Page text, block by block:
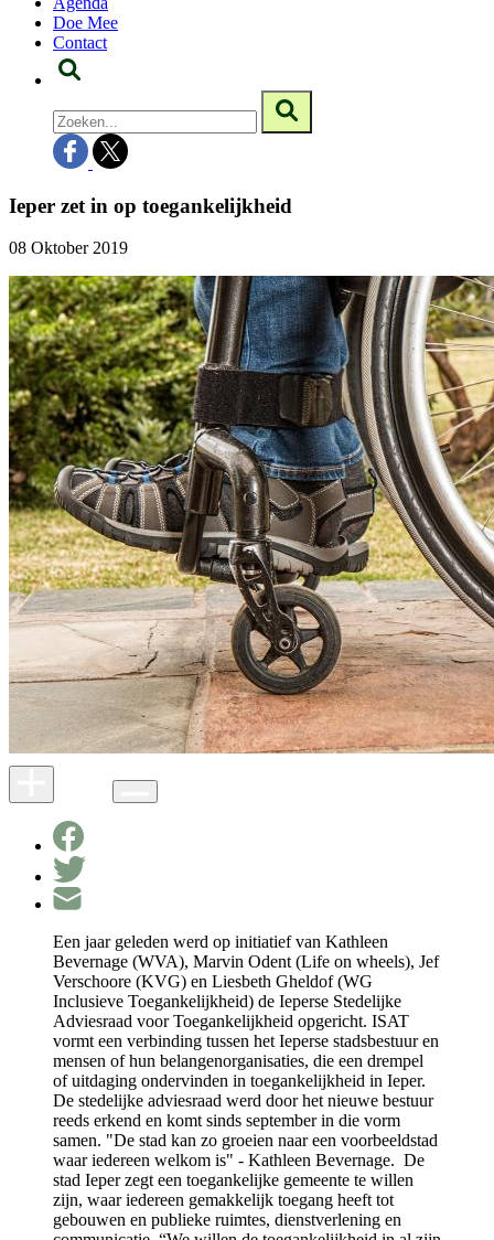
Doe Mee
Contact
Ieper zet in op toegankelijkheid
08 Oktober 2019
Een jaar geleden werd op initiatief van Kathleen
Bevernage (WVA), Marvin Odent (Life on wheels), Jef
Verschoore (KVG) en Liesbeth Gheldof (WG
Inclusieve Toegankelijkheid) de Ieperse Stedelijke
Adviesraad voor Toegankelijkheid opgericht. ISAT
vormt een verbinding tussen het Ieperse stadsbestuur en
mensen of hun belangenorganisaties, die een drempel
of uitdaging ondervinden in toegankelijkheid in Ieper.
De stedelijke adviesraad werd door het nieuwe bestuur
reeds erkend en komt sinds september in die vorm
samen. "De stad kan zo groeien naar een voorbeeldstad
waar iedereen welkom is" - Kathleen Bevernage. De
stad Ieper zegt een toegankelijke gemeente te willen
zijn, waar iedereen gemakkelijk toegang heeft tot
gebouwen en publieke ruimtes, dienstverlening en